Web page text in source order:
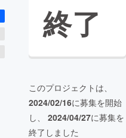
終了
このプロジェクトは、
2024/02/16に募集を開始
し、 2024/04/27に募集を
終了しました